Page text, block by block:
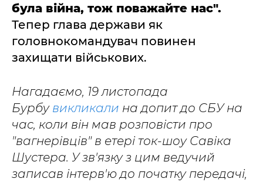
була війна, тож поважайте нас".
Тепер глава держави як
головнокомандувач повинен
захищати військових.
Нагадаємо, 19 листопада
Бурбу викликали на допит до СБУ на
час, коли він мав розповісти про
"вагнерівців" в етері ток-шоу Савіка
Шустера. У зв'язку з цим ведучий
записав інтерв'ю до початку передачі,